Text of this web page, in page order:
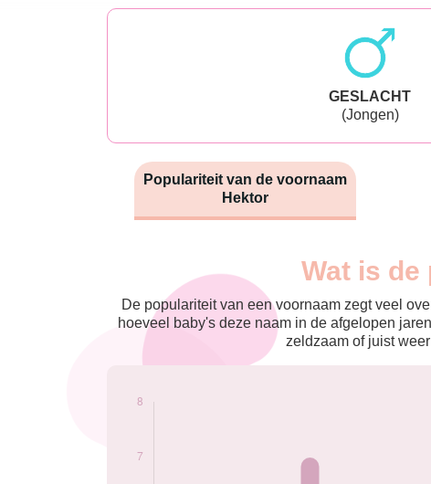
GESLACHT
(Jongen)
Populariteit van de voornaam
Hektor
Wat is
De populariteit van een voornaam zegt veel
hoeveel baby's deze naam in de afgelopen
zeldzaam of juist
2013
5
2016
7
2021
2024